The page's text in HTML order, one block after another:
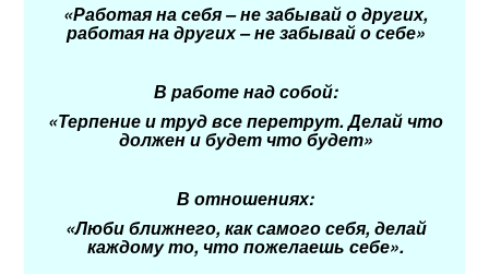
«Работая на себя – не забывай о других,
работая на других – не забывай о себе»
В работе над собой:
«Терпение и труд все перетрут. Делай что
должен и будет что будет»
В отношениях:
«Люби ближнего, как самого себя, делай
каждому то, что пожелаешь себе».